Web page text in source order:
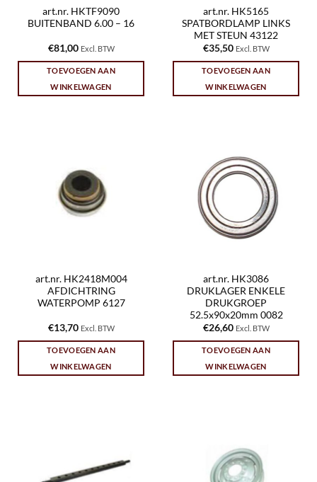
art.nr. HKTF9090
BUITENBAND 6.00 – 16
€81,00 Excl. BTW
TOEVOEGEN AAN
WINKELWAGEN
art.nr. HK5165
SPATBORDLAMP LINKS
MET STEUN 43122
€35,50 Excl. BTW
TOEVOEGEN AAN
WINKELWAGEN
art.nr. HK2418M004
AFDICHTRING
WATERPOMP 6127
€13,70 Excl. BTW
TOEVOEGEN AAN
WINKELWAGEN
art.nr. HK3086
DRUKLAGER ENKELE
DRUKGROEP
52.5x90x20mm 0082
€26,60 Excl. BTW
TOEVOEGEN AAN
WINKELWAGEN